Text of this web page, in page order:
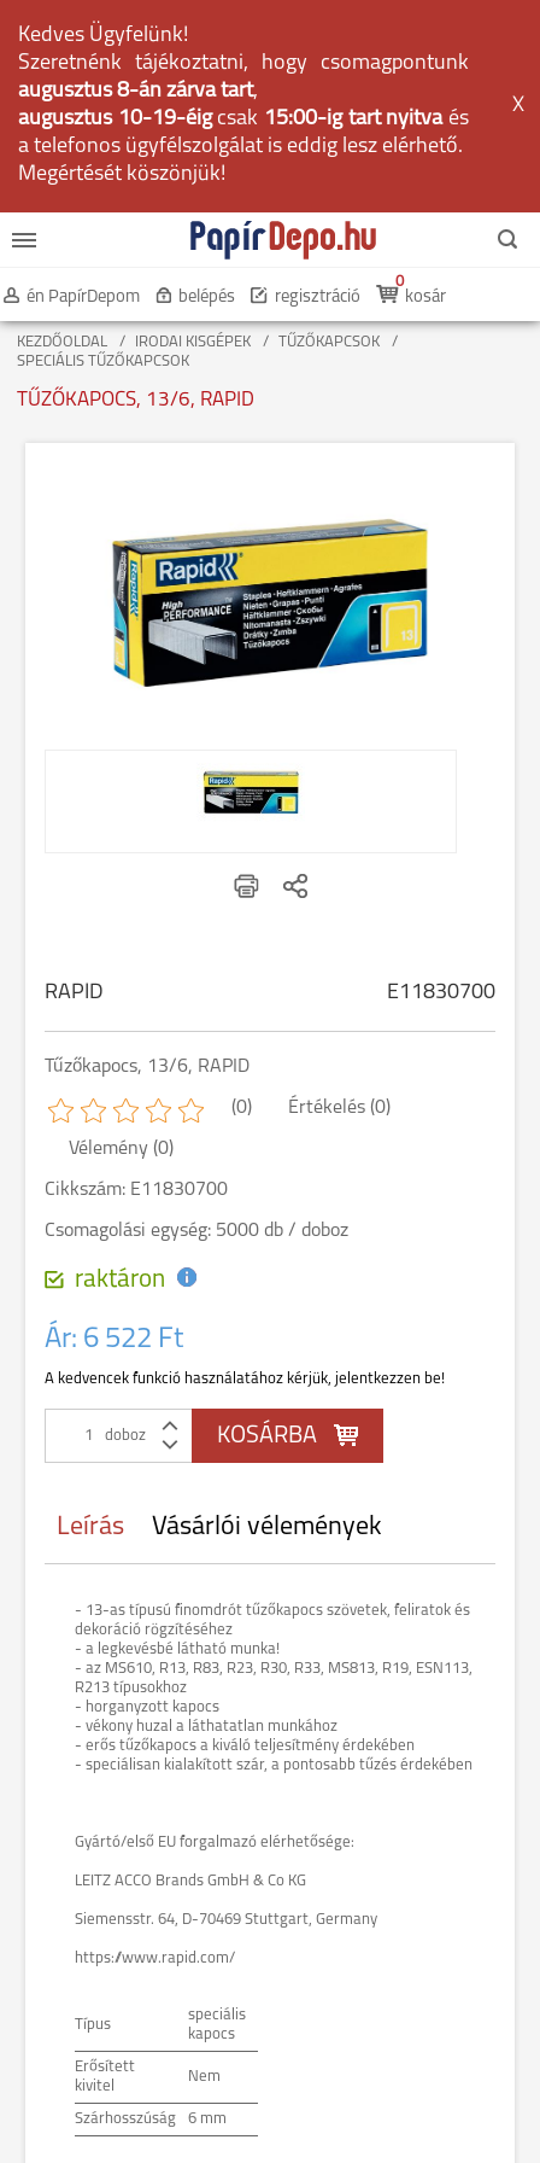
Kedves Ügyfelünk!
Szeretnénk tájékoztatni, hogy csomagpontunk
augusztus 8-án zárva tart,
augusztus 10-19-éig csak 15:00-ig tart nyitvaés
a telefonos ügyfélszolgálat is eddig lesz elérhető.
Megértését köszönjük!
X
én PapírDepom belépés regisztráció kosár
0
KEZDŐOLDAL IRODAI KISGÉPEK
TŰZŐKAPCSOK
SPECIÁLIS TŰZŐKAPCSOK
TŰZŐKAPOCS, 13/6, RAPID
RAPID E11830700
Tűzőkapocs, 13/6, RAPID
(0) Értékelés (0)
Vélemény (0)
Cikkszám: E11830700
Csomagolási egység: 5000 db / doboz
raktáron
Ár: 6 522 Ft
A kedvencek funkció használatához kérjük, jelentkezzen be!
doboz
Leírás Vásárlói vélemények
- 13-as típusú finomdrót tűzőkapocs szövetek, feliratok és
dekoráció rögzítéséhez
- a legkevésbé látható munka!
- az MS610, R13, R83, R23, R30, R33, MS813, R19, ESN113,
R213 típusokhoz
- horganyzott kapocs
- vékony huzal a láthatatlan munkához
- erős tűzőkapocs a kiváló teljesítmény érdekében
- speciálisan kialakított szár, a pontosabb tűzés érdekében
Gyártó/első EU forgalmazó elérhetősége:
LEITZ ACCO Brands GmbH & Co KG
Siemensstr. 64, D-70469 Stuttgart, Germany
https://www.rapid.com/
Típus
speciális
kapocs
Erősített
kivitel
Nem
Szárhosszúság 6 mm